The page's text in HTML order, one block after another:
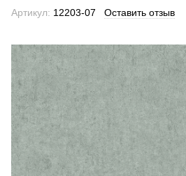
Артикул: 12203-07 Оставить отзыв